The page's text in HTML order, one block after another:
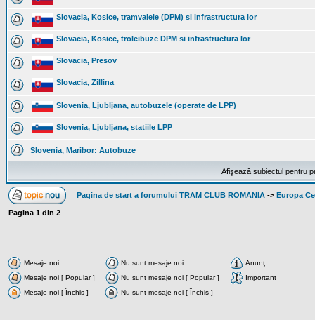
Slovacia, Kosice, tramvaiele (DPM) si infrastructura lor
Slovacia, Kosice, troleibuze DPM si infrastructura lor
Slovacia, Presov
Slovacia, Zillina
Slovenia, Ljubljana, autobuzele (operate de LPP)
Slovenia, Ljubljana, statiile LPP
Slovenia, Maribor: Autobuze
Afişează subiectul pentru
Pagina de start a forumului TRAM CLUB ROMANIA -> Europa
Pagina 1 din 2
Mesaje noi Nu sunt mesaje noi
Anunţ
Mesaje noi [ Popular ]
Nu sunt mesaje noi [ Popular ]
Important
Mesaje noi [ Închis ]
Nu sunt mesaje noi [ Închis ]